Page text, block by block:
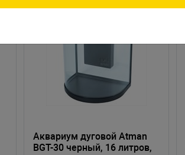
Аквариум дуговой Atman
BGT-30 черный, 16 литров,